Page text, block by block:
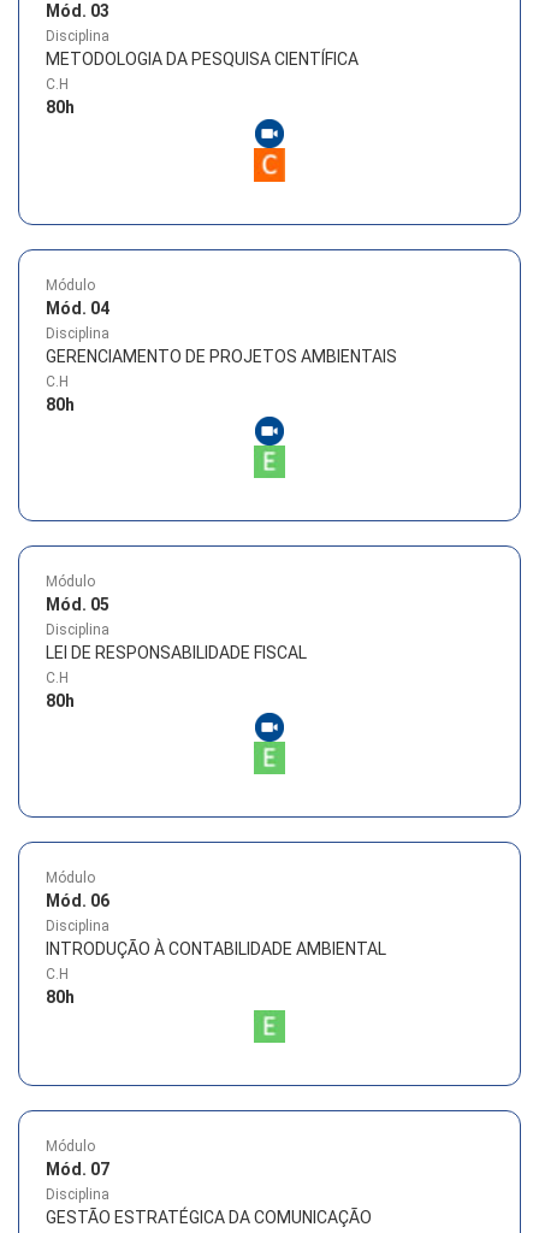
Mód. 03
Disciplina
METODOLOGIA DA PESQUISA CIENTÍFICA
C.H
80h
Módulo
Mód. 04
Disciplina
GERENCIAMENTO DE PROJETOS AMBIENTAIS
C.H
80h
Módulo
Mód. 05
Disciplina
LEI DE RESPONSABILIDADE FISCAL
C.H
80h
Módulo
Mód. 06
Disciplina
INTRODUÇÃO À CONTABILIDADE AMBIENTAL
C.H
80h
Módulo
Mód. 07
Disciplina
GESTÃO ESTRATÉGICA DA COMUNICAÇÃO